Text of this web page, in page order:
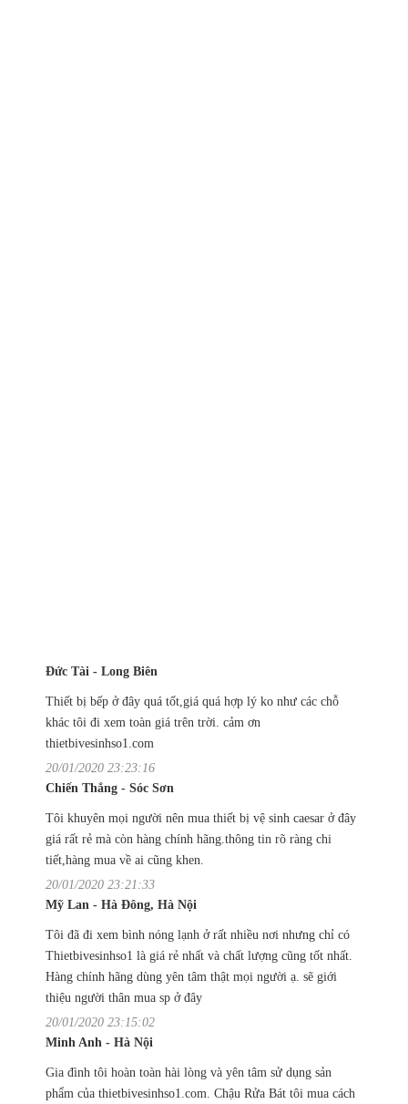
Đức Tài - Long Biên
Thiết bị bếp ở đây quá tốt,giá quá hợp lý ko như các chỗ
khác tôi đi xem toàn giá trên trời. cảm ơn
thietbivesinhso1.com
20/01/2020 23:23:16
Chiến Thắng - Sóc Sơn
Tôi khuyên mọi người nên mua thiết bị vệ sinh caesar ở đây
giá rất rẻ mà còn hàng chính hãng.thông tin rõ ràng chi
tiết,hàng mua về ai cũng khen.
20/01/2020 23:21:33
Mỹ Lan - Hà Đông, Hà Nội
Tôi đã đi xem bình nóng lạnh ở rất nhiều nơi nhưng chỉ có
Thietbivesinhso1 là giá rẻ nhất và chất lượng cũng tốt nhất.
Hàng chính hãng dùng yên tâm thật mọi người ạ. sẽ giới
thiệu người thân mua sp ở đây
20/01/2020 23:15:02
Minh Anh - Hà Nội
Gia đình tôi hoàn toàn hài lòng và yên tâm sử dụng sản
phẩm của thietbivesinhso1.com. Chậu Rửa Bát tôi mua cách